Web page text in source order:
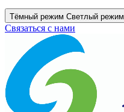
Тёмный режим Светлый режим
Связаться с нами